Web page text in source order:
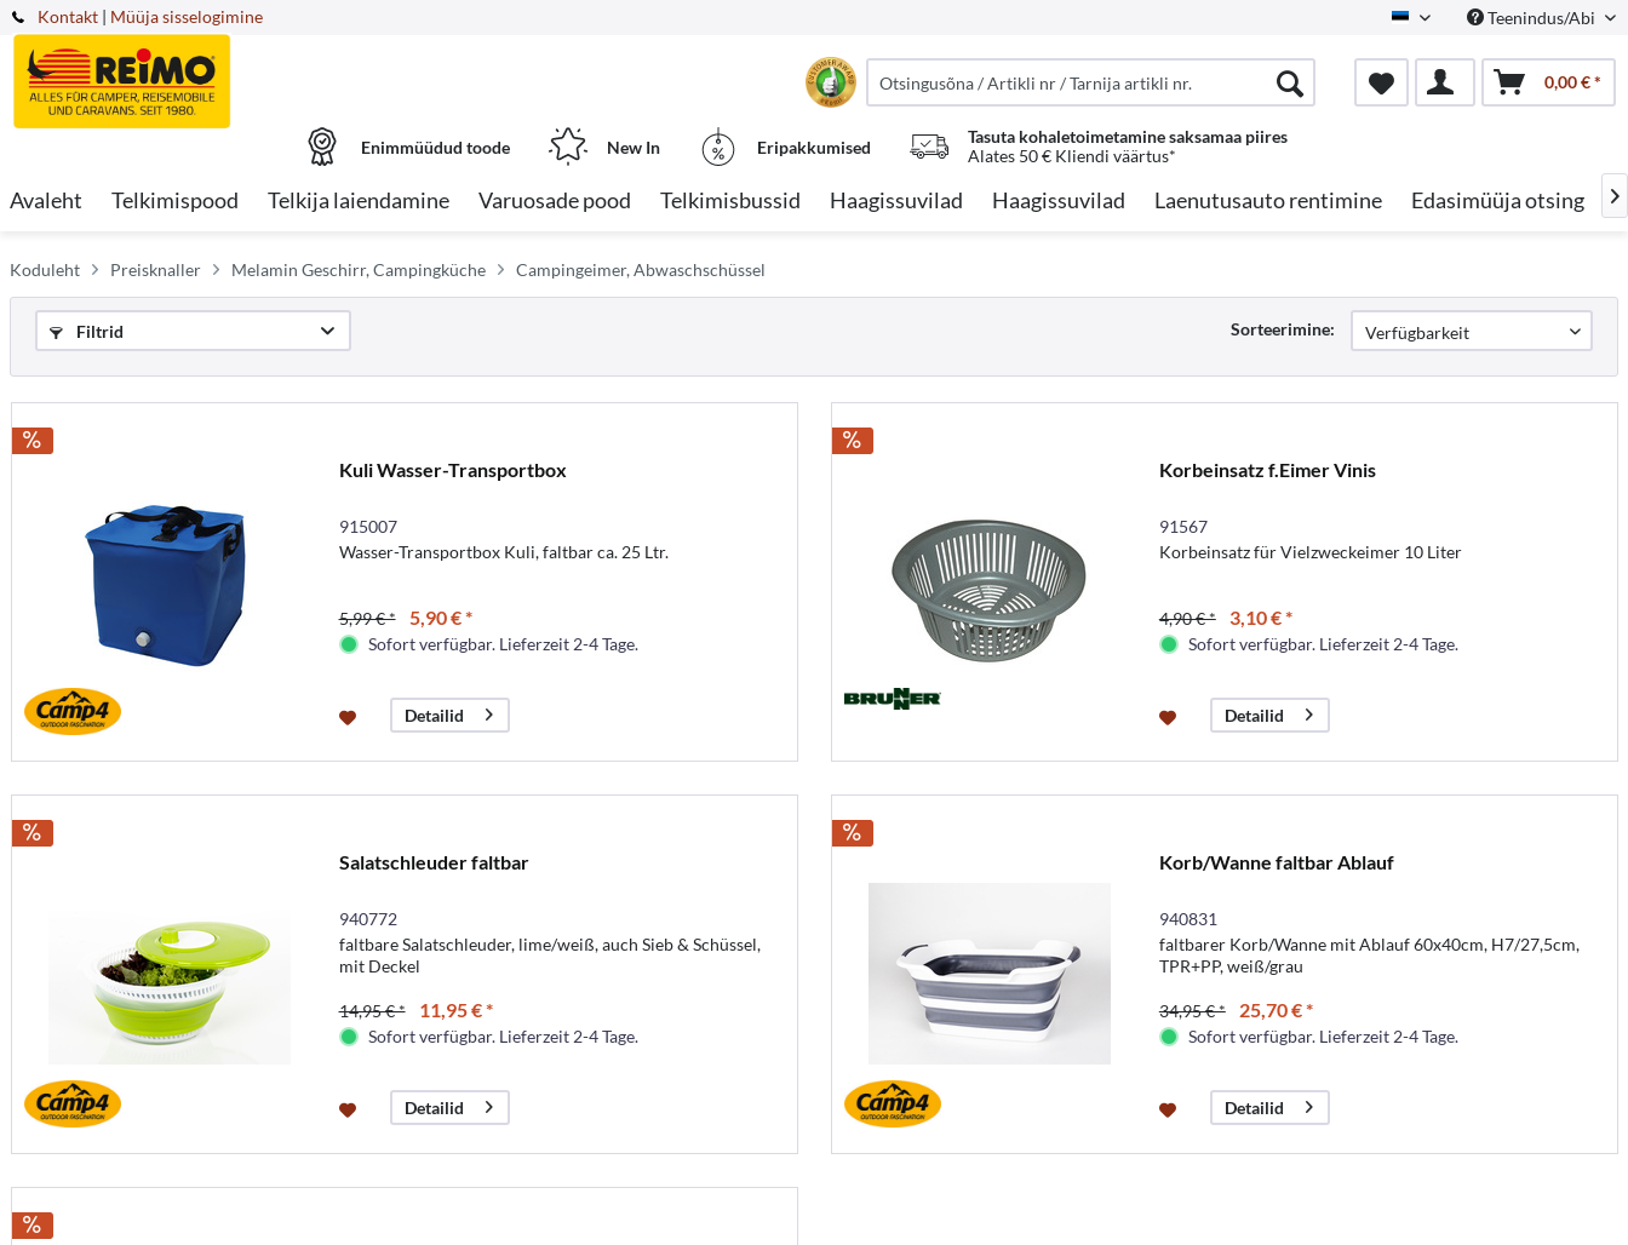
Kontakt Estonian Teenindus/Abi
| Müüja sisselogimine
0,00 € *
Enimmüüdud toode New In Eripakkumised
Tasuta kohaletoimetamine saksamaa piires
Alates 50 € Kliendi väärtus*
Avaleht Telkimispood Telkija laiendamine Varuosade pood Telkimisbussid Haagissuvilad Haagissuvilad Laenutusauto rentimine Edasimüüja otsing 
Koduleht Preisknaller Melamin Geschirr, Campingküche Campingeimer, Abwaschschüssel
Filtrid Sorteerimine:
Kuli Wasser-Transportbox
915007
Wasser-Transportbox Kuli, faltbar ca. 25 Ltr.
5,99 € * 5,90 € *
Sofort verfügbar. Lieferzeit 2-4 Tage.
Detailid
Korbeinsatz f.Eimer Vinis
91567
Korbeinsatz für Vielzweckeimer 10 Liter
4,90 € * 3,10 € *
Sofort verfügbar. Lieferzeit 2-4 Tage.
Detailid
Salatschleuder faltbar
940772
faltbare Salatschleuder, lime/weiß, auch Sieb & Schüssel,
mit Deckel
14,95 € * 11,95 € *
Sofort verfügbar. Lieferzeit 2-4 Tage.
Detailid
Korb/Wanne faltbar Ablauf
940831
faltbarer Korb/Wanne mit Ablauf 60x40cm, H7/27,5cm,
TPR+PP, weiß/grau
34,95 € * 25,70 € *
Sofort verfügbar. Lieferzeit 2-4 Tage.
Detailid